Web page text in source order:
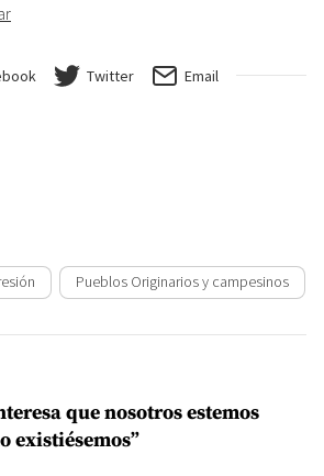
Twitter Email
Pueblos Originarios y campesinos
que nosotros estemos
existiésemos”